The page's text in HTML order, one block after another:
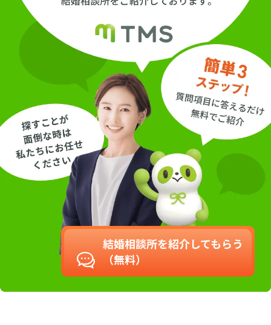
結婚相談所を紹介してもらう
（無料）